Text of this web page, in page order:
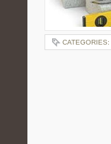
CATEGORIES: